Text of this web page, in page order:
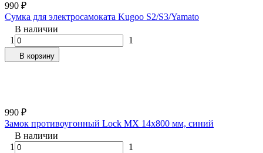
990 ₽
Сумка для электросамоката Kugoo S2/S3/Yamato
В наличии
1
1
В корзину
990 ₽
Замок противоугонный Lock MX 14х800 мм, синий
В наличии
1
1